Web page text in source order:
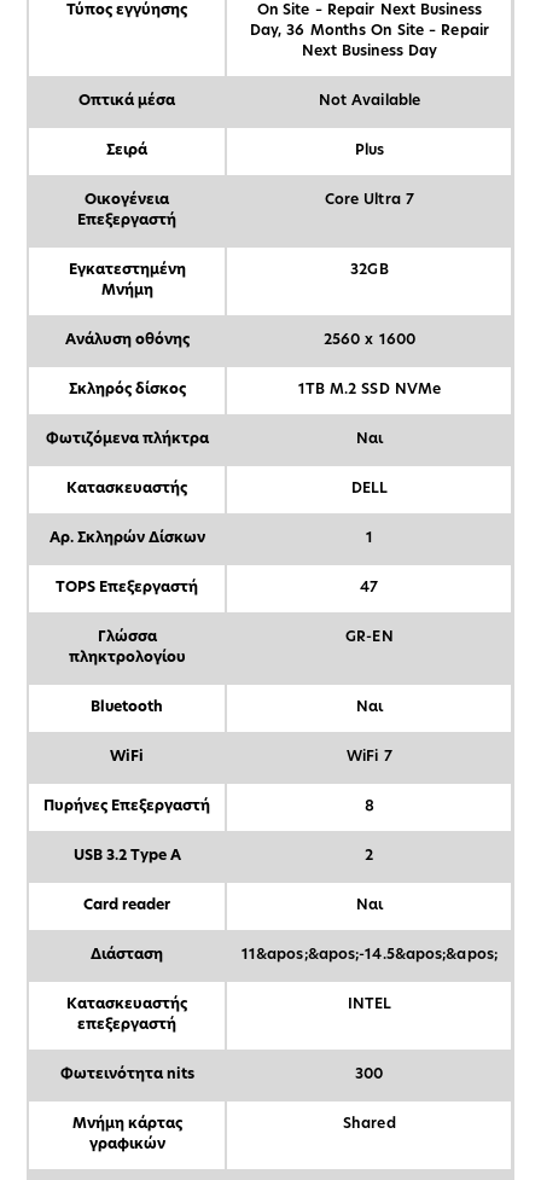
Τύπος εγγύησης
On Site – Repair Next Business
Day, 36 Months On Site – Repair
Next Business Day
Οπτικά μέσα Not Available
Σειρά Plus
Οικογένεια
Επεξεργαστή
Core Ultra 7
Εγκατεστημένη
Μνήμη
32GB
Ανάλυση οθόνης 2560 x 1600
Σκληρός δίσκος 1TB M.2 SSD NVMe
Φωτιζόμενα πλήκτρα Ναι
Κατασκευαστής DELL
Αρ. Σκληρών Δίσκων 1
TOPS Επεξεργαστή 47
Γλώσσα
πληκτρολογίου
GR-EN
Bluetooth Ναι
WiFi WiFi 7
Πυρήνες Επεξεργαστή 8
USB 3.2 Type A 2
Card reader Ναι
Διάσταση 11&apos;&apos;-14.5&apos;&apos;
Κατασκευαστής
επεξεργαστή
INTEL
Φωτεινότητα nits 300
Μνήμη κάρτας
γραφικών
Shared